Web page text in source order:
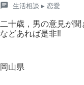
chat 生活相談 ▸ 恋愛
二十歳，男の意見が
などあれば是非‼︎
岡山県